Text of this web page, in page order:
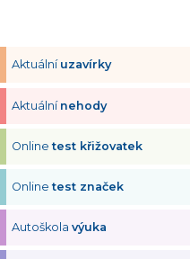
Aktuální uzavírky
Aktuální nehody
Onlinetest křižovatek
Onlinetest značek
Autoškolavýuka